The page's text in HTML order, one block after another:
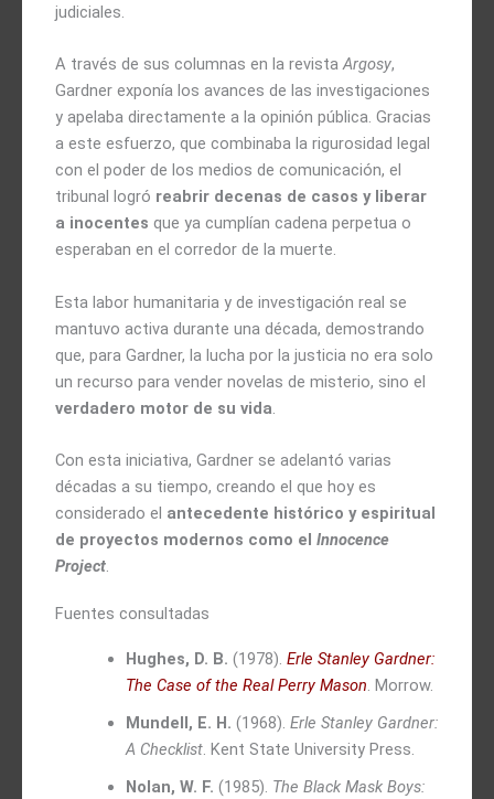
judiciales.
A través de sus columnas en la revistaArgosy,
Gardner exponía los avances de las investigaciones
y apelaba directamente a la opinión pública. Gracias
a este esfuerzo, que combinaba la rigurosidad legal
con el poder de los medios de comunicación, el
tribunal logró reabrir decenas de casos y liberar
a inocentes que ya cumplían cadena perpetua o
esperaban en el corredor de la muerte.
Esta labor humanitaria y de investigación real se
mantuvo activa durante una década, demostrando
que, para Gardner, la lucha por la justicia no era solo
un recurso para vender novelas de misterio, sino el
verdadero motor de su vida
Con esta iniciativa, Gardner se adelantó varias
décadas a su tiempo, creando el que hoy es
considerado el antecedente histórico y espiritual
de proyectos modernos como el Innocence
Project.
Fuentes consultadas
Hughes, D. B. (1978). Erle Stanley Gardner:
The Case of the Real Perry Mason. Morrow.
Mundell, E. H. (1968). Erle Stanley Gardner:
A Checklist. Kent State University Press.
Nolan, W. F. (1985). The Black Mask Boys: